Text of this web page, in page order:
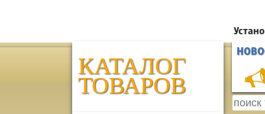
КАТАЛОГ
ТОВАРОВ